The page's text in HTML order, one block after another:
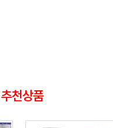
추천상품